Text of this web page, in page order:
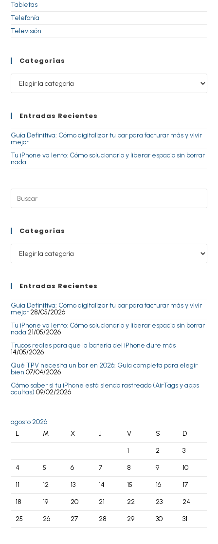
Tabletas
Telefonía
Televisión
Categorías
Entradas Recientes
Guía Definitiva: Cómo digitalizar tu bar para facturar más y vivir
mejor
Tu iPhone va lento: Cómo solucionarlo y liberar espacio sin borrar
nada
Categorías
Entradas Recientes
Guía Definitiva: Cómo digitalizar tu bar para facturar más y vivir
mejor 28/05/2026
Tu iPhone va lento: Cómo solucionarlo y liberar espacio sin borrar
nada 21/05/2026
Trucos reales para que la batería del iPhone dure más
14/05/2026
Qué TPV necesita un bar en 2026: Guía completa para elegir
bien 07/04/2026
Cómo saber si tu iPhone está siendo rastreado (AirTags y apps
ocultas) 09/02/2026
agosto 2026
L
M X J V S D
1 2 3
4 5 6 7 8 9 10
11 12 13 14 15 16 17
18 19 20 21 22 23 24
25 26 27 28 29 30 31